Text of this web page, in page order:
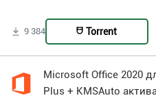
9 384 Torrent
Microsoft Office 2020
Plus + KMSAuto